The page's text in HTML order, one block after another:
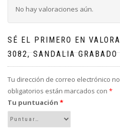
No hay valoraciones aún.
SÉ EL PRIMERO EN
3082, SANDALIA GRABADO
Tu dirección de correo electrónico
obligatorios están marcados con *
Tu puntuación *